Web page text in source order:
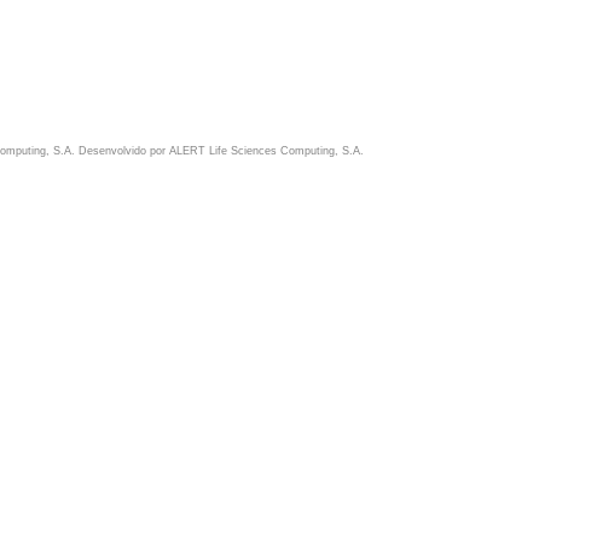
S.A. Desenvolvido por ALERT Life Sciences Computing, S.A.